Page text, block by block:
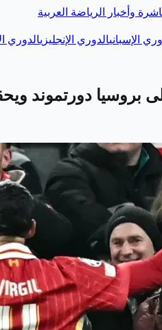
وأخبار الرياضة العربية
الإسبانيالدوري الإنجليزيالدوري
بروسيا دورتموند